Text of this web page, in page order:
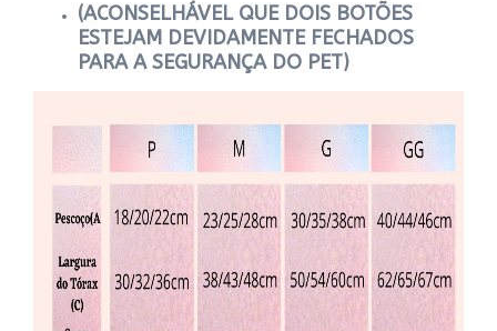
(ACONSELHÁVEL QUE DOIS BOTÕES
ESTEJAM DEVIDAMENTE FECHADOS
PARA A SEGURANÇA DO PET)